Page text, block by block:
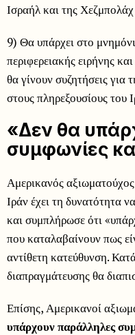
Ισραήλ και της
9) Θα υπάρχει στο
περιφερειακής ειρήνης
θα γίνουν συζητήσεις για
στους πληρεξουσίους του
«Δεν θα
συμφωνίες
Αμερικανός
Ιράν έχει τη δυνατότητα
και συμπλήρωσε ότι
που καταλαβαίνουν πως
αντίθετη κατεύθυνση.
διαπραγμάτευσης θα
Επίσης, Αμερικανοί
υπάρχουν παράλληλες